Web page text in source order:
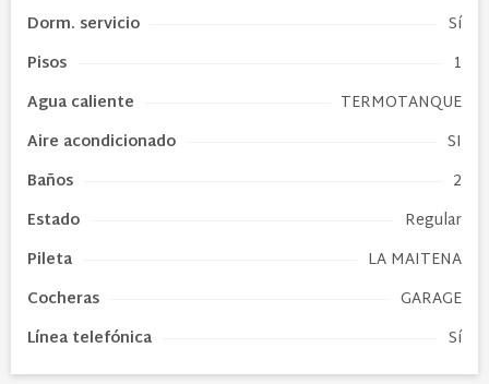
Dorm. servicio
Sí
Pisos
1
Agua caliente
TERMOTANQUE
Aire acondicionado
SI
Baños
2
Estado
Regular
Pileta
LA MAITENA
Cocheras
GARAGE
Línea telefónica
Sí